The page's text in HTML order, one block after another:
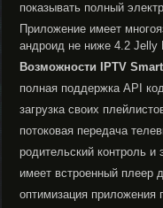
показывать полный
Приложение имеет
андроид не ниже 4.2 Jelly
Возможности
IPTV
полная поддержка API
загрузка своих
потоковая передача
родительский контроль и
имеет встроенный плеер
оптимизация приложения